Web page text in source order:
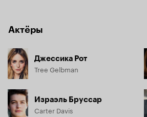
Актёры
Джессика Рот
Tree Gelbman
Израэль Бруссар
Carter Davis